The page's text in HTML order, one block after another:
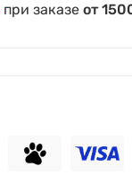
при заказе от